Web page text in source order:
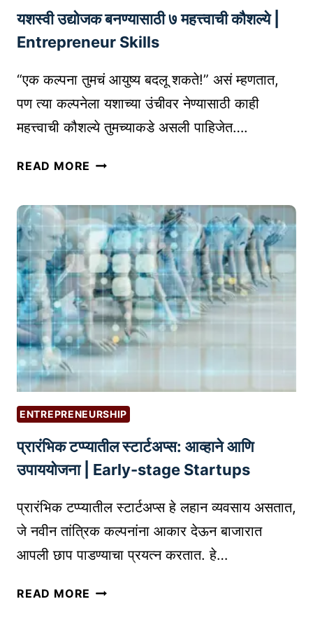
N
E
S
G
I
E
लिं
किं
क
क
रा
I
P
O
R
I
N
T
R
N
L
L
N
K
यशस्वी उद्योजक बनण्यासाठी ७ महत्त्वाची कौशल्ये |
Entrepreneur Skills
“एक कल्पना तुमचं आयुष्य बदलू शकते!” असं म्हणतात,
पण त्या कल्पनेला यशाच्या उंचीवर नेण्यासाठी काही
महत्त्वाची कौशल्ये तुमच्याकडे असली पाहिजेत….
READ MORE य
उ
द्यो
ज
क
ब
न
ण्या
सा
७
म
ह
त्त्वा
ची
श
|
E
T
ENTREPRENEURSHIP
प्रारंभिक टप्प्यातील स्टार्टअप्स: आव्हाने आणि
उपाययोजना | Early-stage Startups
प्रारंभिक टप्प्यातील स्टार्टअप्स हे लहान व्यवसाय असतात,
जे नवीन तांत्रिक कल्पनांना आकार देऊन बाजारात
आपली छाप पाडण्याचा प्रयत्न करतात. हे…
READ MORE प्रा